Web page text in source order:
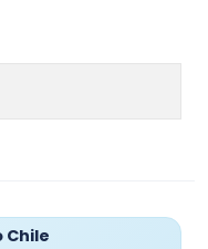
Chile